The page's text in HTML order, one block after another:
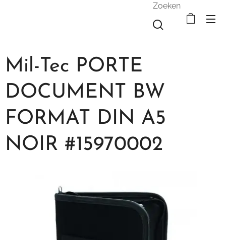
Zoeken
Mil-Tec PORTE
DOCUMENT BW
FORMAT DIN A5
NOIR #15970002